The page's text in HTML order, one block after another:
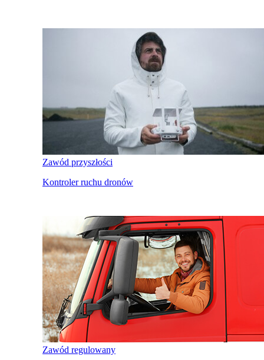
Zawód przyszłości
Kontroler ruchu dronów
Zawód regulowany